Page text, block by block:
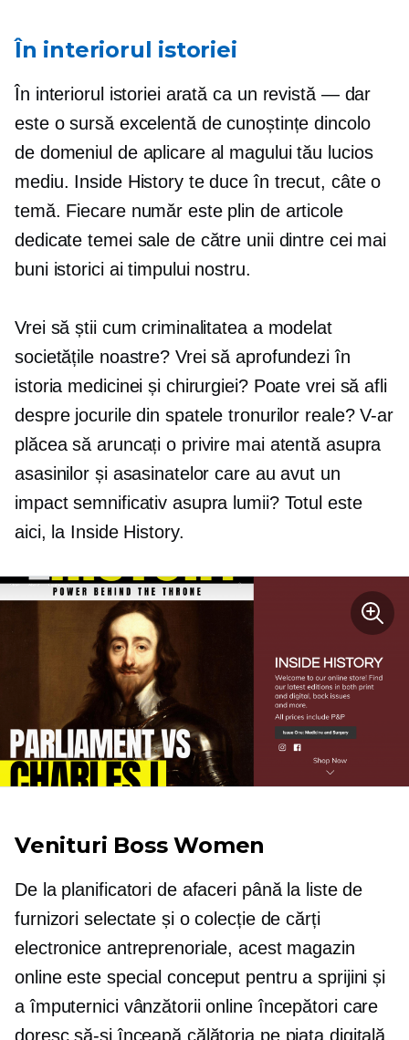
În interiorul istoriei
În interiorul istoriei arată ca un revistă — dar
este o sursă excelentă de cunoștințe dincolo
de domeniul de aplicare al magului tău lucios
mediu. Inside History te duce în trecut, câte o
temă. Fiecare număr este plin de articole
dedicate temei sale de către unii dintre cei mai
buni istorici ai timpului nostru.
Vrei să știi cum criminalitatea a modelat
societățile noastre? Vrei să aprofundezi în
istoria medicinei și chirurgiei? Poate vrei să afli
despre jocurile din spatele tronurilor reale? V-ar
plăcea să aruncați o privire mai atentă asupra
asasinilor și asasinatelor care au avut un
impact semnificativ asupra lumii? Totul este
aici, la Inside History.
Venituri Boss Women
De la planificatori de afaceri până la liste de
furnizori selectate și o colecție de cărți
electronice antreprenoriale, acest magazin
online este special conceput pentru a sprijini și
a împuternici vânzătorii online începători care
doresc să-și înceapă călătoria pe piața digitală.